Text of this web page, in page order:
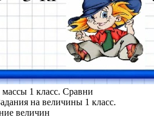
1 класс. Сравни
на величины 1 класс.
величин